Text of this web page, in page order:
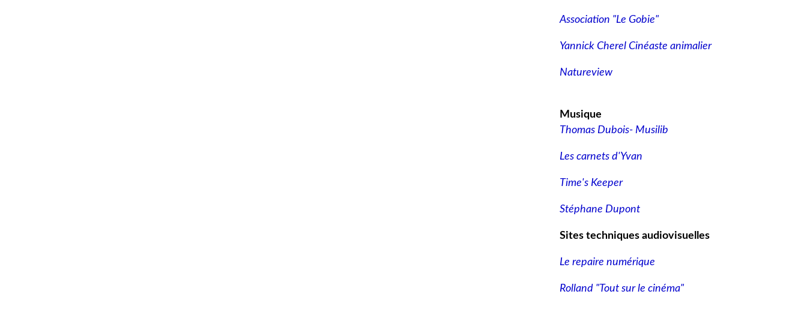
Association "Le Gobie"
Yannick Cherel Cinéaste animalier
Natureview
Musique
Thomas Dubois- Musilib
Les carnets d'Yvan
Time's Keeper
Stéphane Dupont
Sites techniques audiovisuelles
Le repaire numérique
Rolland "Tout sur le cinéma"